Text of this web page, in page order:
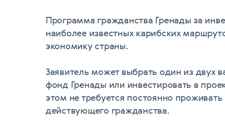
Программа гражданства Гренады за
наиболее известных карибских
экономику страны.
Заявитель может выбрать один из двух
фонд Гренады или инвестировать в
этом не требуется постоянно
действующего гражданства.